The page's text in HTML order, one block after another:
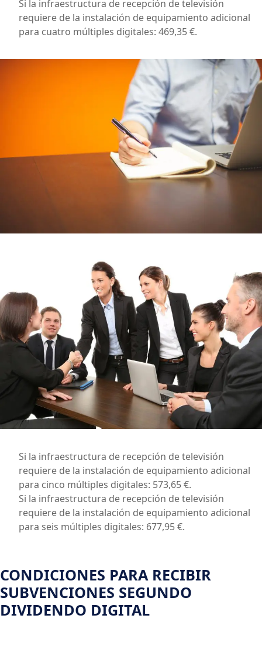
Si la infraestructura de recepción de televisión
requiere de la instalación de equipamiento adicional
para cuatro múltiples digitales: 469,35 €.
Si la infraestructura de recepción de televisión
requiere de la instalación de equipamiento adicional
para cinco múltiples digitales: 573,65 €.
Si la infraestructura de recepción de televisión
requiere de la instalación de equipamiento adicional
para seis múltiples digitales: 677,95 €.
CONDICIONES PARA RECIBIR
SUBVENCIONES SEGUNDO
DIVIDENDO DIGITAL